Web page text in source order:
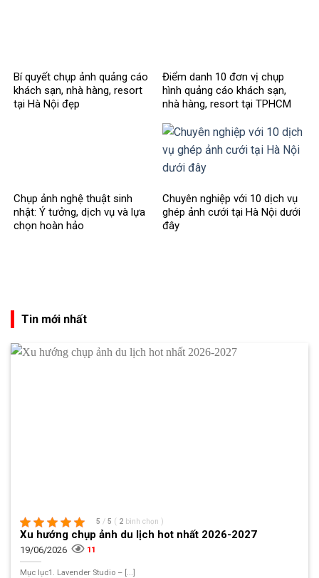
Bí quyết chụp ảnh quảng cáo
khách sạn, nhà hàng, resort
tại Hà Nội đẹp
Điểm danh 10 đơn vị chụp
hình quảng cáo khách sạn,
nhà hàng, resort tại TPHCM
Chụp ảnh nghệ thuật sinh
nhật: Ý tưởng, dịch vụ và lựa
chọn hoàn hảo
Chuyên nghiệp với 10 dịch vụ
ghép ảnh cưới tại Hà Nội dưới
đây
Tin mới nhất
5 / 5 ( 2 bình chọn )
Xu hướng chụp ảnh du lịch hot nhất 2026-2027
19/06/2026 11
Mục lục1. Lavender Studio – [...]